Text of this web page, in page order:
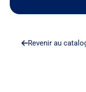
Revenir au